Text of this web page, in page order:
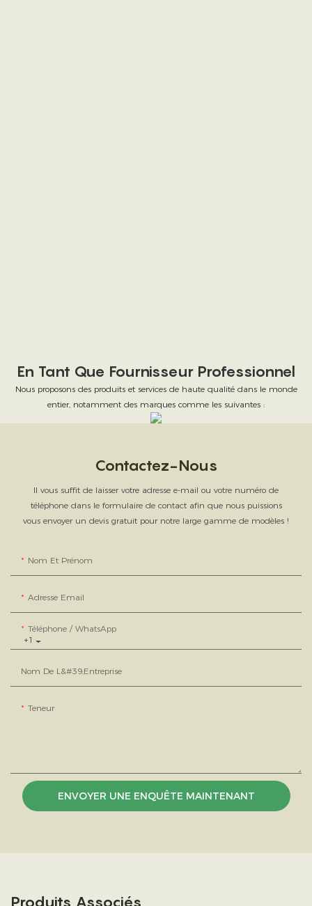
En Tant Que Fournisseur Professionnel
Nous proposons des produits et services de haute qualité dans le monde
entier, notamment des marques comme les suivantes :
Contactez-Nous
Il vous suffit de laisser votre adresse e-mail ou votre numéro de
téléphone dans le formulaire de contact afin que nous puissions
vous envoyer un devis gratuit pour notre large gamme de modèles !
Nom Et Prénom
Adresse Email
+1
Téléphone / WhatsApp
Nom De L&#39;entreprise
Teneur
ENVOYER UNE ENQUÊTE MAINTENANT
Produits Associés